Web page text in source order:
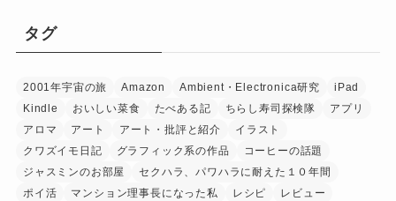
タグ
2001年宇宙の旅 Amazon Ambient・Electronica研究
iPad
Kindle
おいしい菜食 たべある記 ちらし寿司探検隊
アプリ
アロマ
アート アート・批評と紹介
イラスト
クワズイモ日記
グラフィック系の作品
コーヒーの話題
ジャスミンのお部屋
セクハラ、パワハラに耐えた１０年間
ポイ活
マンション理事長になった私 レシピ
レビュー